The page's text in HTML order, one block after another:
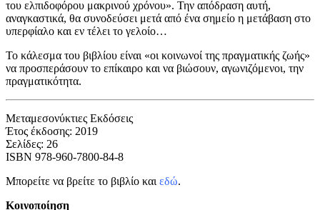
του ελπιδοφόρου μακρινού χρόνου». Την απόδραση αυτή,
αναγκαστικά, θα συνοδεύσει μετά από ένα σημείο η μετάβαση στο
υπερφίαλο και εν τέλει το γελοίο…
Το κάλεσμα του βιβλίου είναι «οι κοινωνοί της πραγματικής ζωής»
να προσπεράσουν το επίκαιρο και να βιώσουν, αγωνιζόμενοι, την
πραγματικότητα.
Μεταμεσονύκτιες Εκδόσεις
Έτος έκδοσης: 2019
Σελίδες: 26
ΙSBN 978-960-7800-84-8
Μπορείτε να βρείτε το βιβλίο και εδώ.
Κοινοποίηση